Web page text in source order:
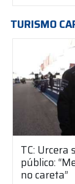
TURISMO
TC: Urcera
público:
no careta”